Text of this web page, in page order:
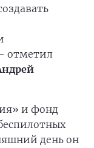
отметил
и фонд
день он